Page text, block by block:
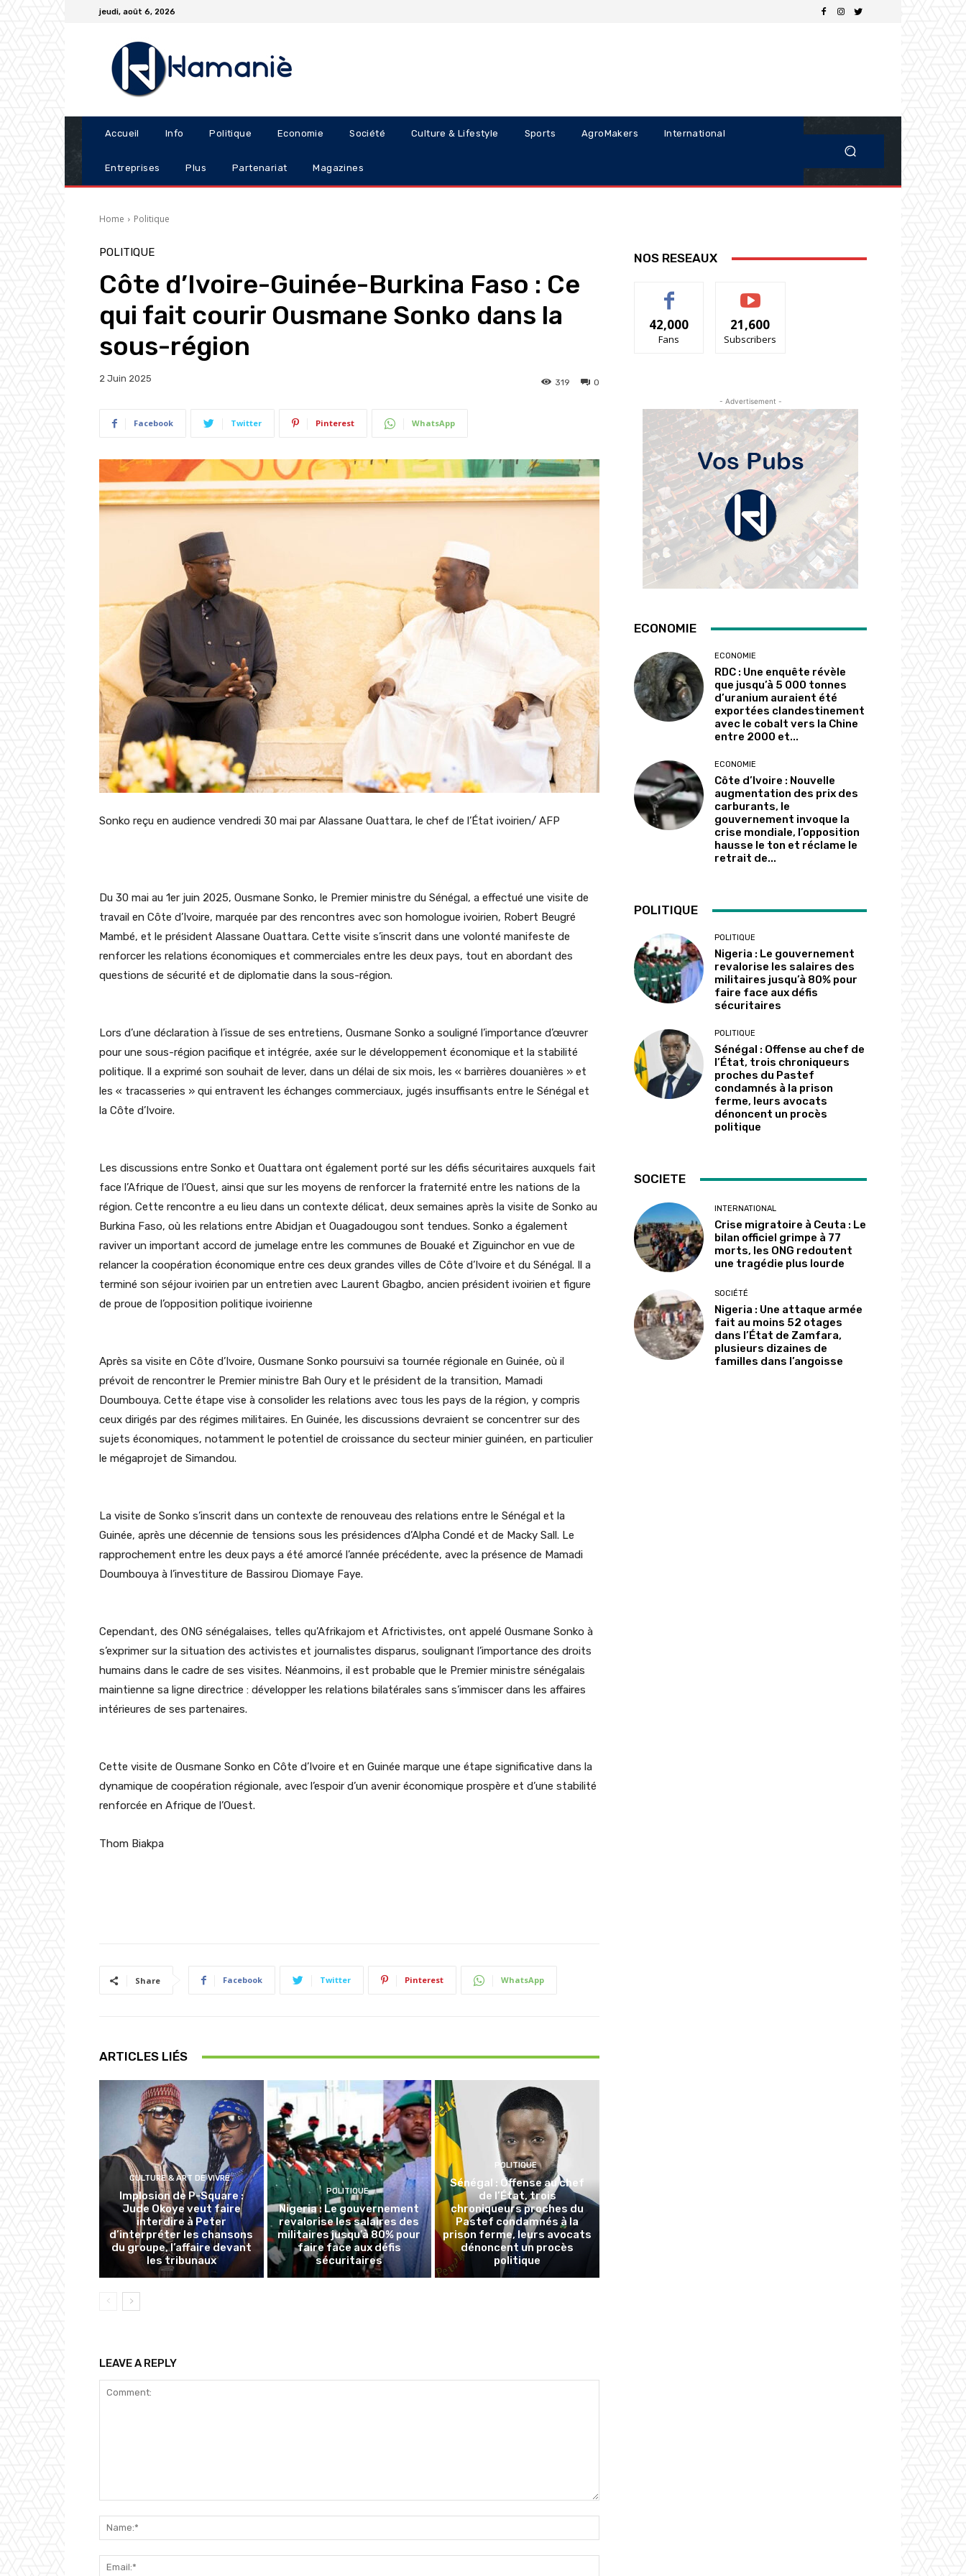
jeudi, août 6, 2026
Accueil Info Politique Economie Société Culture & Lifestyle Sports AgroMakers International
Entreprises Plus Partenariat Magazines
Home Politique
POLITIQUE
Côte d’Ivoire-Guinée-Burkina Faso : Ce
qui fait courir Ousmane Sonko dans la
sous-région
2 Juin 2025 0
319
Facebook Twitter Pinterest WhatsApp
Sonko reçu en audience vendredi 30 mai par Alassane Ouattara, le chef de l’État ivoirien/ AFP
Du 30 mai au 1er juin 2025, Ousmane Sonko, le Premier ministre du Sénégal, a effectué une visite de
travail en Côte d’Ivoire, marquée par des rencontres avec son homologue ivoirien, Robert Beugré
Mambé, et le président Alassane Ouattara. Cette visite s’inscrit dans une volonté manifeste de
renforcer les relations économiques et commerciales entre les deux pays, tout en abordant des
questions de sécurité et de diplomatie dans la sous-région.
Lors d’une déclaration à l’issue de ses entretiens, Ousmane Sonko a souligné l’importance d’œuvrer
pour une sous-région pacifique et intégrée, axée sur le développement économique et la stabilité
politique. Il a exprimé son souhait de lever, dans un délai de six mois, les « barrières douanières » et
les « tracasseries » qui entravent les échanges commerciaux, jugés insuffisants entre le Sénégal et
la Côte d’Ivoire.
Les discussions entre Sonko et Ouattara ont également porté sur les défis sécuritaires auxquels fait
face l’Afrique de l’Ouest, ainsi que sur les moyens de renforcer la fraternité entre les nations de la
région. Cette rencontre a eu lieu dans un contexte délicat, deux semaines après la visite de Sonko au
Burkina Faso, où les relations entre Abidjan et Ouagadougou sont tendues. Sonko a également
raviver un important accord de jumelage entre les communes de Bouaké et Ziguinchor en vue de
relancer la coopération économique entre ces deux grandes villes de Côte d’Ivoire et du Sénégal. Il a
terminé son séjour ivoirien par un entretien avec Laurent Gbagbo, ancien président ivoirien et figure
de proue de l’opposition politique ivoirienne
Après sa visite en Côte d’Ivoire, Ousmane Sonko poursuivi sa tournée régionale en Guinée, où il
prévoit de rencontrer le Premier ministre Bah Oury et le président de la transition, Mamadi
Doumbouya. Cette étape vise à consolider les relations avec tous les pays de la région, y compris
ceux dirigés par des régimes militaires. En Guinée, les discussions devraient se concentrer sur des
sujets économiques, notamment le potentiel de croissance du secteur minier guinéen, en particulier
le mégaprojet de Simandou.
La visite de Sonko s’inscrit dans un contexte de renouveau des relations entre le Sénégal et la
Guinée, après une décennie de tensions sous les présidences d’Alpha Condé et de Macky Sall. Le
rapprochement entre les deux pays a été amorcé l’année précédente, avec la présence de Mamadi
Doumbouya à l’investiture de Bassirou Diomaye Faye.
Cependant, des ONG sénégalaises, telles qu’Afrikajom et Africtivistes, ont appelé Ousmane Sonko à
s’exprimer sur la situation des activistes et journalistes disparus, soulignant l’importance des droits
humains dans le cadre de ses visites. Néanmoins, il est probable que le Premier ministre sénégalais
maintienne sa ligne directrice : développer les relations bilatérales sans s’immiscer dans les affaires
intérieures de ses partenaires.
Cette visite de Ousmane Sonko en Côte d’Ivoire et en Guinée marque une étape significative dans la
dynamique de coopération régionale, avec l’espoir d’un avenir économique prospère et d’une stabilité
renforcée en Afrique de l’Ouest.
Thom Biakpa
Share Facebook Twitter Pinterest WhatsApp
ARTICLES LIÉS
CULTURE & ART DE VIVRE
Implosion de P-Square :
Jude Okoye veut faire
interdire à Peter
d’interpréter les chansons
du groupe, l’affaire devant
les tribunaux
POLITIQUE
Nigeria : Le gouvernement
revalorise les salaires des
militaires jusqu’à 80% pour
faire face aux défis
sécuritaires
POLITIQUE
Sénégal : Offense au chef
de l’État, trois
chroniqueurs proches du
Pastef condamnés à la
prison ferme, leurs avocats
dénoncent un procès
politique
LEAVE A REPLY
NOS RESEAUX
42,000
Fans
21,600
Subscribers
- Advertisement -
ECONOMIE
ECONOMIE
RDC : Une enquête révèle
que jusqu’à 5 000 tonnes
d’uranium auraient été
exportées clandestinement
avec le cobalt vers la Chine
entre 2000 et...
ECONOMIE
Côte d’Ivoire : Nouvelle
augmentation des prix des
carburants, le
gouvernement invoque la
crise mondiale, l’opposition
hausse le ton et réclame le
retrait de...
POLITIQUE
POLITIQUE
Nigeria : Le gouvernement
revalorise les salaires des
militaires jusqu’à 80% pour
faire face aux défis
sécuritaires
POLITIQUE
Sénégal : Offense au chef de
l’État, trois chroniqueurs
proches du Pastef
condamnés à la prison
ferme, leurs avocats
dénoncent un procès
politique
SOCIETE
INTERNATIONAL
Crise migratoire à Ceuta : Le
bilan officiel grimpe à 77
morts, les ONG redoutent
une tragédie plus lourde
SOCIÉTÉ
Nigeria : Une attaque armée
fait au moins 52 otages
dans l’État de Zamfara,
plusieurs dizaines de
familles dans l’angoisse